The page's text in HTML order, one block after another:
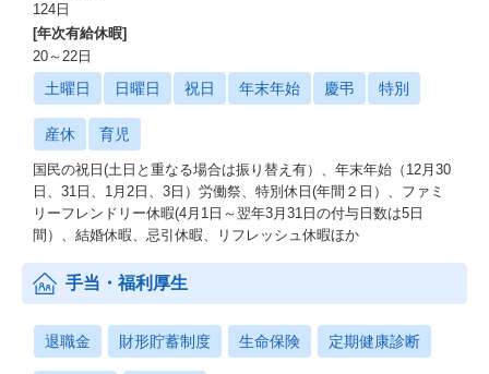
124日
[年次有給休暇]
20～22日
土曜日 日曜日 祝日 年末年始 慶弔 特別
産休 育児
国民の祝日(土日と重なる場合は振り替え有）、年末年始（12月30
日、31日、1月2日、3日）労働祭、特別休日(年間２日）、ファミ
リーフレンドリー休暇(4月1日～翌年3月31日の付与日数は5日
間）、結婚休暇、忌引休暇、リフレッシュ休暇ほか
手当・福利厚生
退職金 財形貯蓄制度 生命保険 定期健康診断